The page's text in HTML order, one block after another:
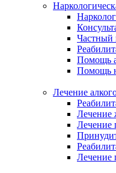
Частный
Помощь
Помощь
Лечение
Лечение
Лечение
Лечение